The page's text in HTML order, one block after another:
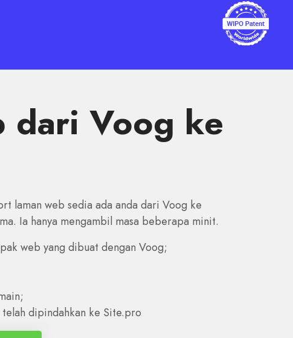
dari Voog ke
laman web sedia ada anda dari Voog ke
Ia hanya mengambil masa beberapa minit.
web yang dibuat dengan Voog;
telah dipindahkan ke Site.pro